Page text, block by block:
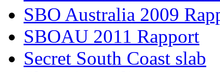
SBO Australia 2009
SBOAU 2011 Rapport
Secret South Coast slab